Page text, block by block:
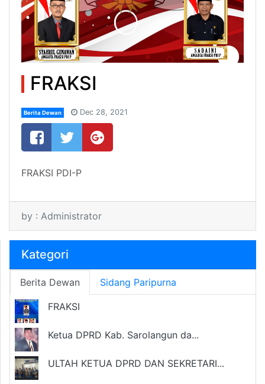
FRAKSI
Berita Dewan Dec 28, 2021
FRAKSI PDI-P
by : Administrator
Kategori
Berita Dewan Sidang Paripurna
FRAKSI
Ketua DPRD Kab. Sarolangun da...
ULTAH KETUA DPRD DAN SEKRETARI...